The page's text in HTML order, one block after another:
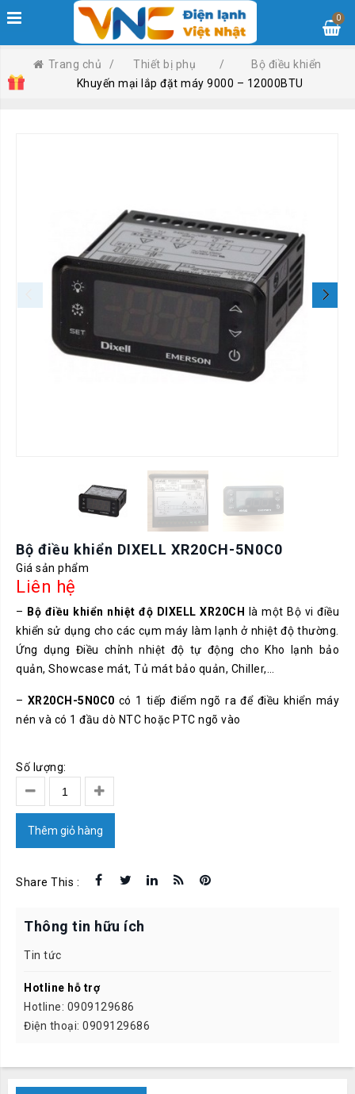
0
Trang chủ / Thiết bị phụ /
Bộ điều khiển
Khuyến mại lắp đặt máy 9000 – 12000BTU
Bộ điều khiển DIXELL XR20CH-5N0C0
Giá sản phẩm
Liên hệ
– Bộ điều khiển nhiệt độ DIXELL XR20CH
là một Bộ vi điều
khiển sử dụng cho các cụm máy làm lạnh ở nhiệt độ thường.
Ứng dụng Điều chỉnh nhiệt độ tự động cho Kho lạnh bảo
quản, Showcase mát, Tủ mát bảo quản, Chiller,…
– XR20CH-5N0C0 có 1 tiếp điểm ngõ ra để điều khiển máy
nén và có 1 đầu dò NTC hoặc PTC ngõ vào
Số lượng:
Thêm giỏ hàng
Share This :
Thông tin hữu ích
Tin tức
Hotline hỗ trợ
Hotline: 0909129686
Điện thoại: 0909129686